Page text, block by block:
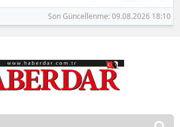
Son Güncellenme: 09.08.2026 18:10